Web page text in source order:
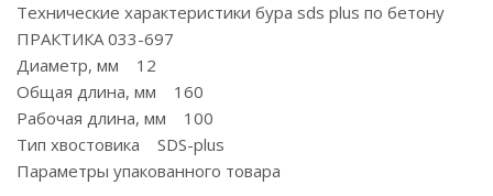
Технические характеристики бура sds plus по бетону
ПРАКТИКА 033-697
Диаметр, мм 12
Общая длина, мм 160
Рабочая длина, мм 100
Тип хвостовика SDS-plus
Параметры упакованного товара